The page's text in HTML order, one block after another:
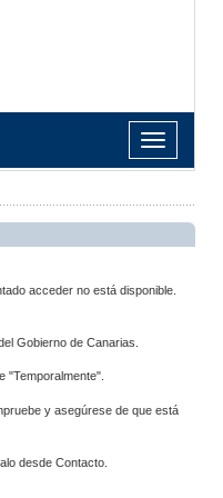
Toggle
navigation
acceder no está disponible.
Gobierno de Canarias.
"Temporalmente".
y asegúrese de que está
desde Contacto.